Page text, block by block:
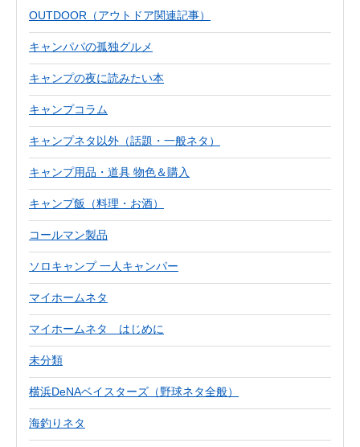
OUTDOOR（アウトドア関連記事）
キャンパパの孤独グルメ
キャンプの夜に読みたい本
キャンプコラム
キャンプネタ以外（話題・一般ネタ）
キャンプ用品・道具 物色＆購入
キャンプ飯（料理・お酒）
コールマン製品
ソロキャンプ 一人キャンパー
マイホームネタ
マイホームネタ はじめに
未分類
横浜DeNAベイスターズ（野球ネタ全般）
海釣りネタ